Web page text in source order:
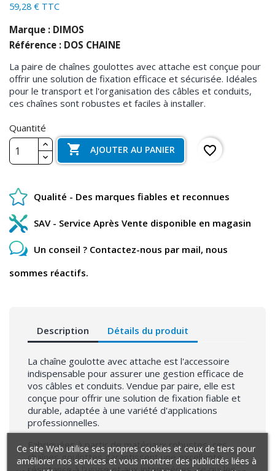
59,28 € TTC
Marque : DIMOS
Référence : DOS CHAINE
La paire de chaînes goulottes avec attache est conçue pour
offrir une solution de fixation efficace et sécurisée. Idéales
pour le transport et l'organisation des câbles et conduits,
ces chaînes sont robustes et faciles à installer.
Quantité
 AJOUTER AU PANIER favorite_border
Qualité - Des marques fiables et reconnues
SAV - Service Après Vente disponible en magasin
Un conseil ? Contactez-nous par mail, nous
sommes réactifs.
Description Détails du produit
La chaîne goulotte avec attache est l'accessoire
indispensable pour assurer une gestion efficace de
vos câbles et conduits. Vendue par paire, elle est
conçue pour offrir une solution de fixation fiable et
durable, adaptée à une variété d'applications
professionnelles.
Fabriquées à partir de matériaux robustes, ces
chaînes goulottes garantissent une excellente
Ce site Web utilise ses propres cookies et ceux de tiers pour
améliorer nos services et vous montrer des publicités liées à